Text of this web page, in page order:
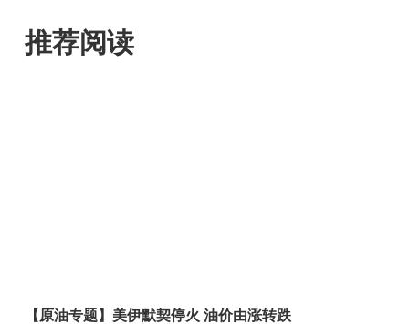
推荐阅读
【原油专题】美伊默契停火 油价由涨转跌